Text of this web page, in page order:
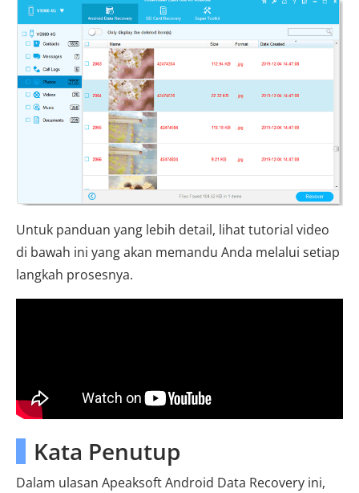
Untuk panduan yang lebih detail, lihat tutorial video
di bawah ini yang akan memandu Anda melalui setiap
langkah prosesnya.
Kata Penutup
Dalam ulasan Apeaksoft Android Data Recovery ini,